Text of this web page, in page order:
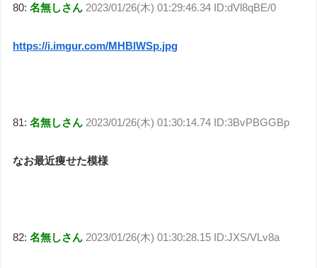
80:名無しさん 2023/01/26(木) 01:29:46.34 ID:dVl8qBE/0
https://i.imgur.com/MHBlWSp.jpg
81:名無しさん 2023/01/26(木) 01:30:14.74 ID:3BvPBGGBp
なお最近痩せた模様
82:名無しさん 2023/01/26(木) 01:30:28.15 ID:JXS/VLv8a